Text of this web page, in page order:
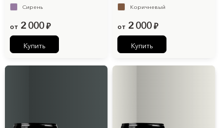
Cирень
от 2 000 ₽
Купить
Коричневый
от 2 000 ₽
Купить